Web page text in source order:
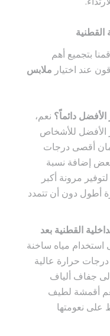
القطنية
بتجميع أهم
عند اختيار ملابس
نعم،
الأفضل للأشخاص
أقصى درجات
إضافة نسبة
لتوفير مرونة أكبر
أطول دون أن تتمدد
القطنية بعد
استخدام مياه ساخنة
حرارة عالية
جفاف ألياف
أقمشة لطيف
على نعومتها